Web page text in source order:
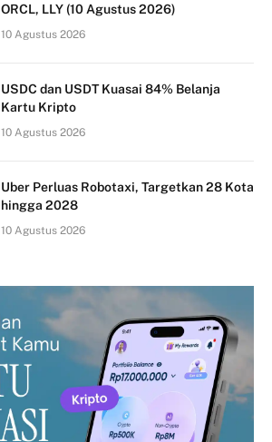
ORCL, LLY (10 Agustus 2026)
10 Agustus 2026
USDC dan USDT Kuasai 84% Belanja
Kartu Kripto
10 Agustus 2026
Uber Perluas Robotaxi, Targetkan 28 Kota
hingga 2028
10 Agustus 2026